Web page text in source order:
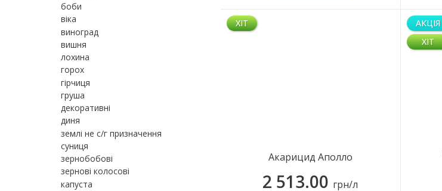
боби
віка
виноград
вишня
лохина
горох
гірчиця
груша
декоративні
диня
землі не с/г призначення
суниця
зернобобові
зернові колосові
капуста
ХІТ
Акарицид Аполло
2 513.00 грн/л
АКЦІЯ
ХІТ